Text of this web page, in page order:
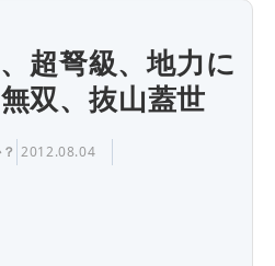
超弩級、地力に
双、抜山蓋世
2012.08.04